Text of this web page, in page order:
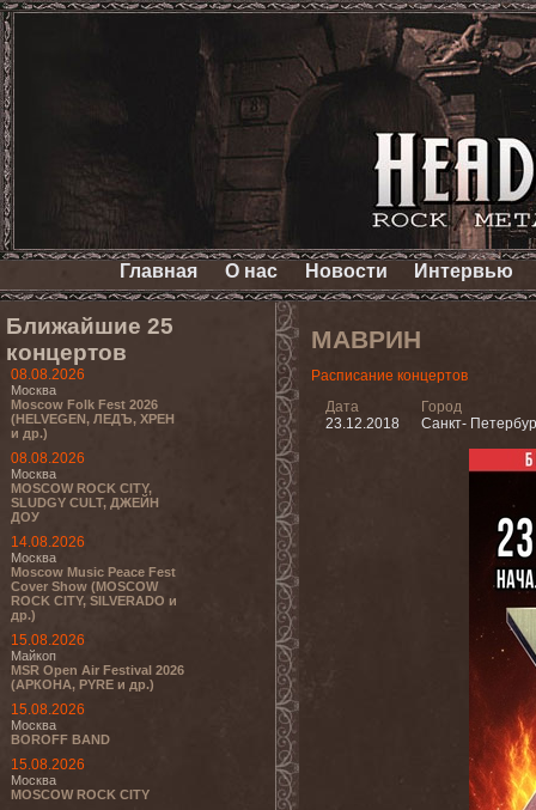
Главная О нас Новости Интервью
Ближайшие 25
концертов
08.08.2026
Москва
Moscow Folk Fest 2026
(HELVEGEN, ЛЕДЪ, ХРЕН
и др.)
08.08.2026
Москва
MOSCOW ROCK CITY,
SLUDGY CULT, ДЖЕЙН
ДОУ
14.08.2026
Москва
Moscow Music Peace Fest
Cover Show (MOSCOW
ROCK CITY, SILVERADO и
др.)
15.08.2026
Майкоп
MSR Open Air Festival 2026
(АРКОНА, PYRE и др.)
15.08.2026
Москва
BOROFF BAND
15.08.2026
Москва
MOSCOW ROCK CITY
МАВРИН
Расписание концертов
Дата
23.12.2018
Город
Санкт-